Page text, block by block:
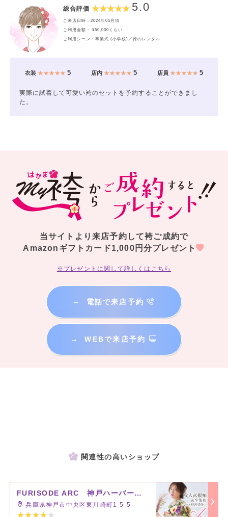
総合評価 5.0
ご来店日時：2024年05月頃
ご利用金額： ¥50,000くらい
ご利用シーン：卒業式 (小学校)／袴のレンタル
衣装★★★★★ 5 店内★★★★★ 5 店員 ★★★★★5
実際に試着して可愛い袴のセットを予約することができまし
た。
当サイトより来店予約して袴ご成約で
Amazonギフトカード1,000円分プレゼント
※プレゼントに関して詳しくはこちら
→ 電話で来店予約
→ WEBで来店予約
関連性の高いショップ
FURISODE ARC 神戸ハーバーランド店
兵庫県神戸市中央区東川崎町1-5-5